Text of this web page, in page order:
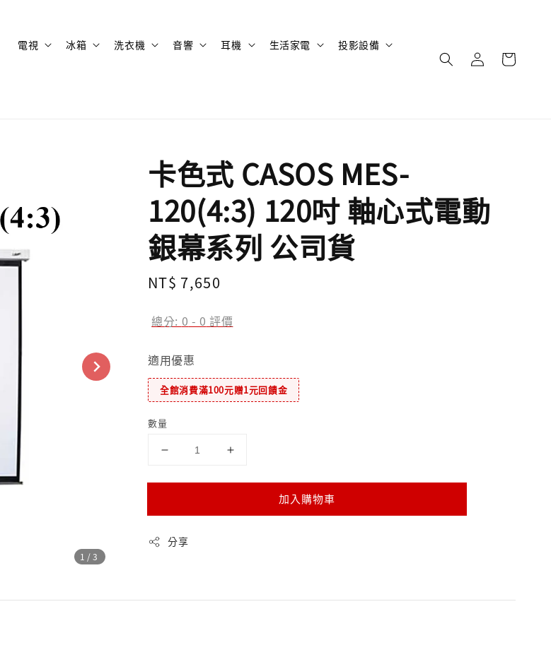
電視 冰箱 洗衣機 音響 耳機 生活家電 投影設備
1 /3
卡色式 CASOS MES-
120(4:3) 120吋 軸心式電動
銀幕系列 公司貨
Regular
NT$ 7,650
總分: 0 - 0 評價
適用優惠
全館消費滿100元贈1元回饋金
數量
加入購物車
分享